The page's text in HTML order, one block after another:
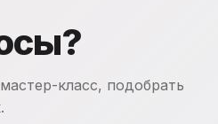
класс, подобрать